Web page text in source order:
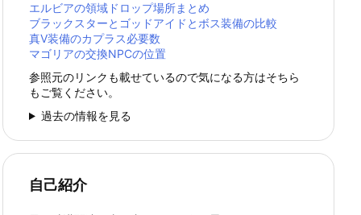
エルビアの領域ドロップ場所まとめ
ブラックスターとゴッドアイドとボス装備の比較
真Ⅴ装備のカプラス必要数
マゴリアの交換NPCの位置
参照元のリンクも載せているので気になる方はそちら
もご覧ください。
過去の情報を見る
自己紹介